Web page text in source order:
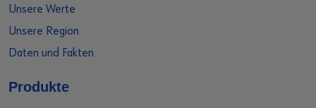
Unsere Werte
Unsere Region
Daten und Fakten
Produkte